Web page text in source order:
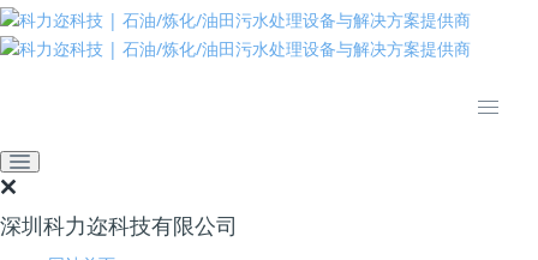
深圳科力迩科技有限公司
推动绿色发展 建设美丽中国
高含油酸性水处理新工艺